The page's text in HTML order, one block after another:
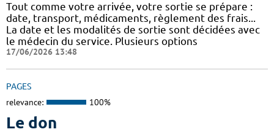
Tout comme votre arrivée, votre sortie se prépare :
date, transport, médicaments, règlement des frais...
La date et les modalités de sortie sont décidées avec
le médecin du service. Plusieurs options
17/06/2026 13:48
PAGES
relevance: 100%
Le don